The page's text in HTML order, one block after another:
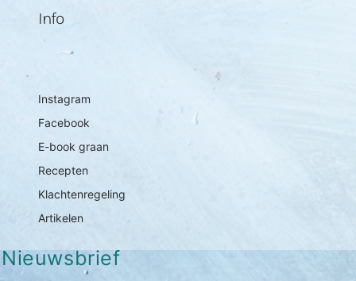
Info
Instagram
Facebook
E-book graan
Recepten
Klachtenregeling
Artikelen
Nieuwsbrief